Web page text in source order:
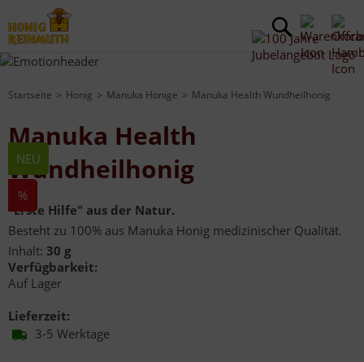
Startseite Honig Manuka Honige Manuka Health Wundheilhonig
NEU
%
Manuka Health
Wundheilhonig
"Erste Hilfe" aus der Natur.
Besteht zu 100% aus Manuka Honig medizinischer Qualität.
Inhalt: 30 g
Verfügbarkeit:
Auf Lager
Lieferzeit:
3-5 Werktage